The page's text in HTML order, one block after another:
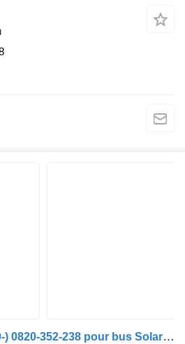
Moyeu ZF Urbin (01.99-) 0820-352-238 pour bus Solaris Urbino, Alpino, Vacanza (1999-)